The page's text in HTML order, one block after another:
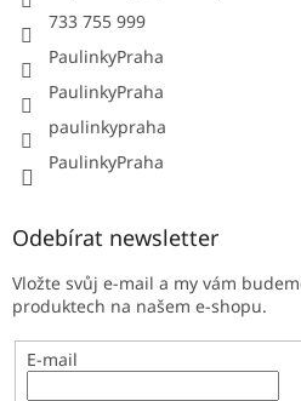
733 755 999
PaulinkyPraha
PaulinkyPraha
paulinkypraha
PaulinkyPraha
Odebírat newsletter
Vložte svůj e-mail a my vám
produktech na našem e-shopu.
E-mail